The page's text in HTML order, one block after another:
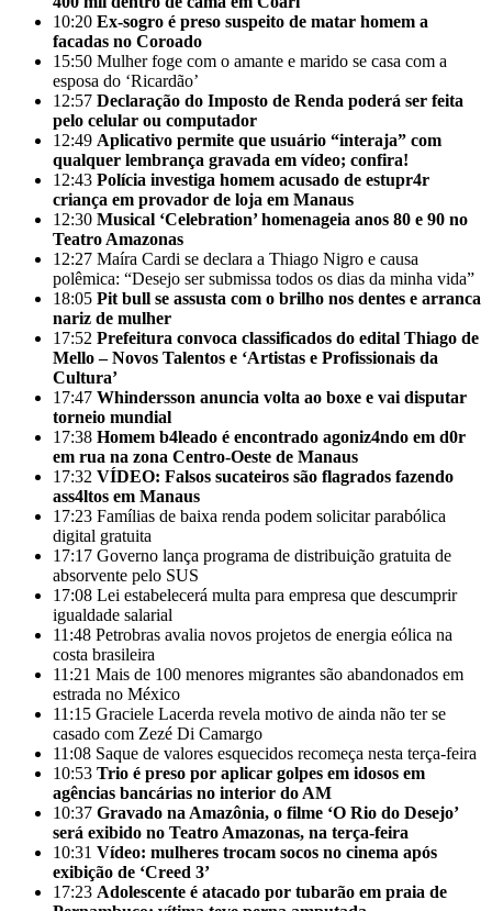
10:20 Ex-sogro é preso suspeito de matar homem a
facadas no Coroado
15:50 Mulher foge com o amante e marido se casa com a
esposa do ‘Ricardão’
12:57 Declaração do Imposto de Renda poderá ser feita
pelo celular ou computador
12:49 Aplicativo permite que usuário “interaja” com
qualquer lembrança gravada em vídeo; confira!
12:43 Polícia investiga homem acusado de estupr4r
criança em provador de loja em Manaus
12:30 Musical ‘Celebration’ homenageia anos 80 e 90 no
Teatro Amazonas
12:27 Maíra Cardi se declara a Thiago Nigro e causa
polêmica: “Desejo ser submissa todos os dias da minha vida”
18:05 Pit bull se assusta com o brilho nos dentes e arranca
nariz de mulher
17:52 Prefeitura convoca classificados do edital Thiago de
Mello – Novos Talentos e ‘Artistas e Profissionais da
Cultura’
17:47 Whindersson anuncia volta ao boxe e vai disputar
torneio mundial
17:38 Homem b4leado é encontrado agoniz4ndo em d0r
em rua na zona Centro-Oeste de Manaus
17:32 VÍDEO: Falsos sucateiros são flagrados fazendo
ass4ltos em Manaus
17:23 Famílias de baixa renda podem solicitar parabólica
digital gratuita
17:17 Governo lança programa de distribuição gratuita de
absorvente pelo SUS
17:08 Lei estabelecerá multa para empresa que descumprir
igualdade salarial
11:48 Petrobras avalia novos projetos de energia eólica na
costa brasileira
11:21 Mais de 100 menores migrantes são abandonados em
estrada no México
11:15 Graciele Lacerda revela motivo de ainda não ter se
casado com Zezé Di Camargo
11:08 Saque de valores esquecidos recomeça nesta terça-feira
10:53 Trio é preso por aplicar golpes em idosos em
agências bancárias no interior do AM
10:37 Gravado na Amazônia, o filme ‘O Rio do Desejo’
será exibido no Teatro Amazonas, na terça-feira
10:31 Vídeo: mulheres trocam socos no cinema após
exibição de ‘Creed 3’
17:23 Adolescente é atacado por tubarão em praia de